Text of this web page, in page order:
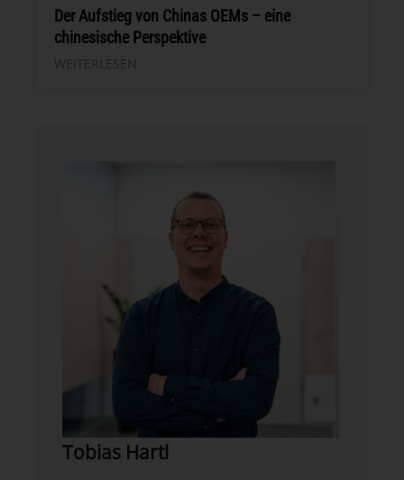
Der Aufstieg von Chinas OEMs – eine
chinesische Perspektive
Tobias Hartl